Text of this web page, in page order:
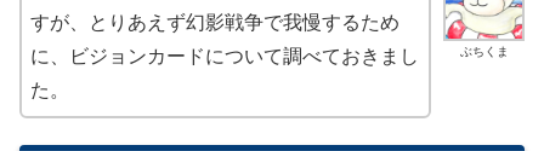
ぶちくま
すが、とりあえず幻影戦争で我慢するため
に、ビジョンカードについて調べておきまし
た。